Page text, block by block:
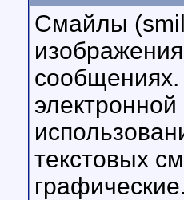
Смайлы
сообщениях.
текстовых
графические.